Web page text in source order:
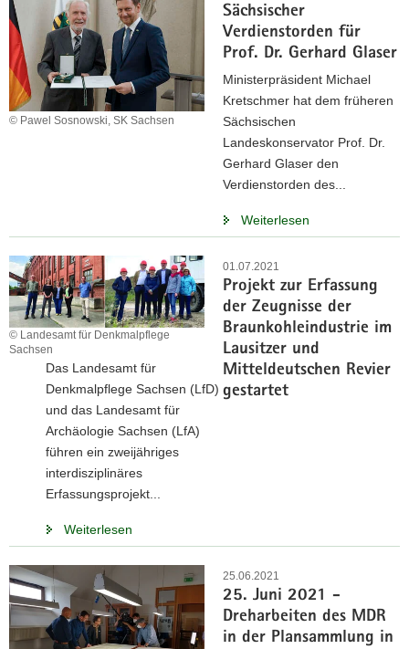
Sächsischer
Verdienstorden für
Prof. Dr. Gerhard Glaser
© Pawel Sosnowski, SK Sachsen
Ministerpräsident Michael
Kretschmer hat dem früheren
Sächsischen
Landeskonservator Prof. Dr.
Gerhard Glaser den
Verdienstorden des...
Weiterlesen
01.07.2021
Projekt zur Erfassung
der Zeugnisse der
Braunkohleindustrie im
Lausitzer und
Mitteldeutschen Revier
gestartet
© Landesamt für Denkmalpflege
Sachsen
Das Landesamt für
Denkmalpflege Sachsen (LfD)
und das Landesamt für
Archäologie Sachsen (LfA)
führen ein zweijähriges
interdisziplinäres
Erfassungsprojekt...
Weiterlesen
25.06.2021
25. Juni 2021 -
Dreharbeiten des MDR
in der Plansammlung in